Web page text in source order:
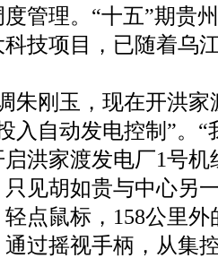
管理。“十五”期贵
技项目，已随着乌
朱刚玉，现在开洪
入自动发电控制”。
洪家渡发电厂1号
见胡如贵与中心另
点鼠标，158公里
过摇视手柄，从集